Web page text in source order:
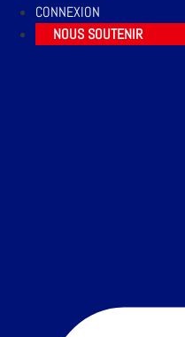
CONNEXION
NOUS SOUTENIR